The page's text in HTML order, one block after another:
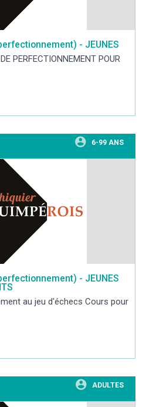
- JEUNES
PERFECTIONNEMENT POUR
6-99 ANS
- JEUNES
au jeu d'échecs Cours pour
ADULTES